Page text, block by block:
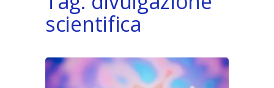
scientifica
FORMAZIONE
CHI SIAMO